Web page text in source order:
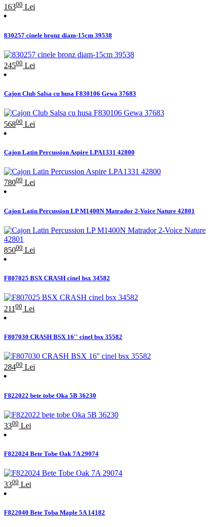
16300 Lei
830257 cinele bronz diam-15cm 39538
24500 Lei
Cajon Club Salsa cu husa F830106 Gewa 37683
56800 Lei
Cajon Latin Percussion Aspire LPA1331 42800
78000 Lei
Cajon Latin Percussion LP M1400N Matrador 2-Voice Nature 42801
85000 Lei
F807025 BSX CRASH cinel bsx 34582
211 00 Lei
F807030 CRASH BSX 16'' cinel bsx 35582
28400 Lei
F822022 bete tobe Oka 5B 36230
3300 Lei
F822024 Bete Tobe Oak 7A 29074
3300 Lei
F822040 Bete Toba Maple 5A 14182